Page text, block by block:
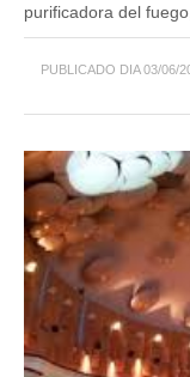
purificadora del
PUBLICADO DIA 03/06/